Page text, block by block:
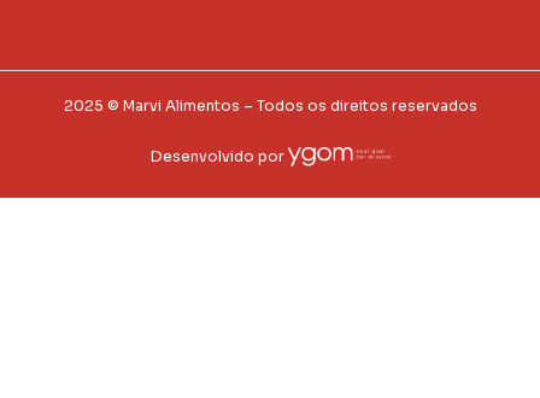
2025 © Marvi Alimentos – Todos os direitos reservados
Desenvolvido por